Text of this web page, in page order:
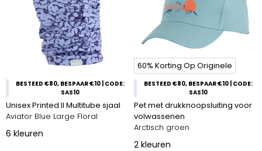
BESTEED €80, BESPAAR €10 | CODE:
SAS10
Unisex Printed II Multitube sjaal
Aviator Blue Large Floral
6 kleuren
60% Korting Op Originele
BESTEED €80, BESPAAR €10 | CODE:
SAS10
Pet met drukknoopsluiting voor
volwassenen
Arctisch groen
2 kleuren